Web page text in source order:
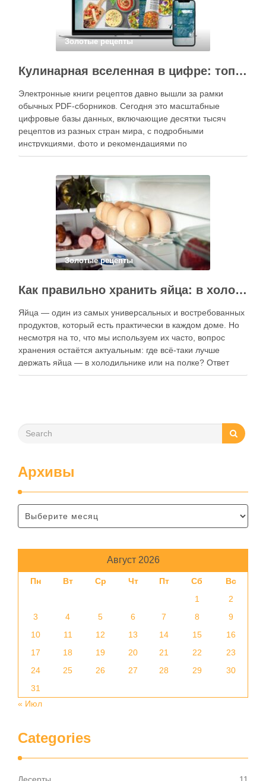
Золотые рецепты
Кулинарная вселенная в цифре: топ-3 самых больших электронных книг рецептов
Электронные книги рецептов давно вышли за рамки
обычных PDF-сборников. Сегодня это масштабные
цифровые базы данных, включающие десятки тысяч
рецептов из разных стран мира, с подробными
инструкциями, фото и рекомендациями по
приготовлению. В отличие от печатных изданий,
контент, расширять коллекции блюд и добавлять новые
функции. Ниже …
Золотые рецепты
Как правильно хранить яйца: в холодильнике или на полке?
Яйца — один из самых универсальных и востребованных
продуктов, который есть практически в каждом доме. Но
несмотря на то, что мы используем их часто, вопрос
хранения остаётся актуальным: где всё-таки лучше
держать яйца — в холодильнике или на полке? Ответ
зависит от нескольких факторов, включая температуру
Архивы
Август 2026
Пн Вт Ср Чт Пт Сб
Вс
1
2
3
4 5 6 7 8
9
10
11 12 13 14 15
16
17
18 19 20 21 22
23
24
25 26 27 28 29
30
31
« Июл
Categories